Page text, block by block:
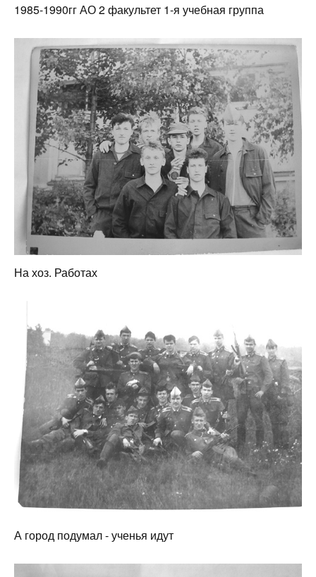
1985-1990гг АО 2 факультет 1-я учебная группа
На хоз. Работах
А город подумал - ученья идут